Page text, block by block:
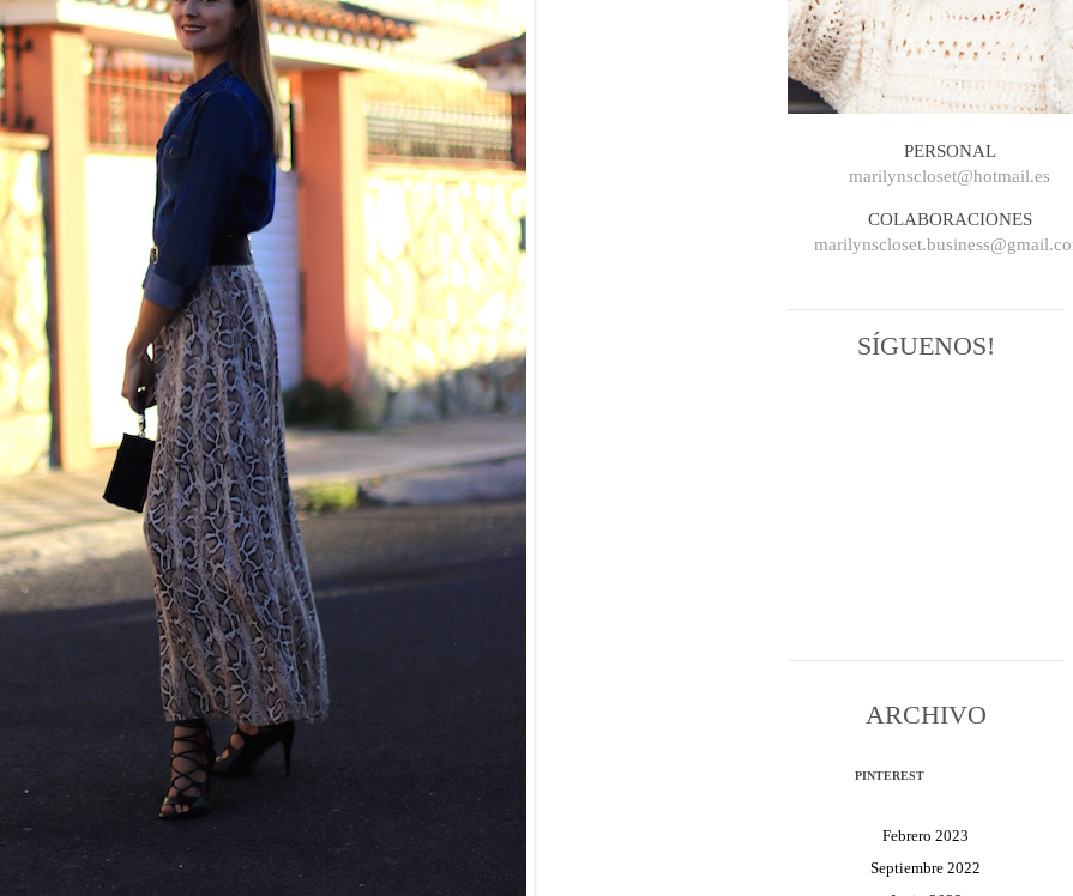
PERSONAL
marilynscloset@hotmail.es
COLABORACIONES
SÍGUENOS!
ARCHIVO
PINTEREST
Febrero 2023
Septiembre 2022